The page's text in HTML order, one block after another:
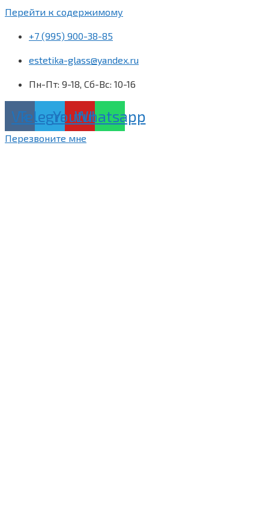
Перейти к содержимому
+7 (995) 900-38-85
estetika-glass@yandex.ru
Пн-Пт: 9-18, Сб-Вс: 10-16
Vk
Telegram
Youtube
Whatsapp
Перезвоните мне